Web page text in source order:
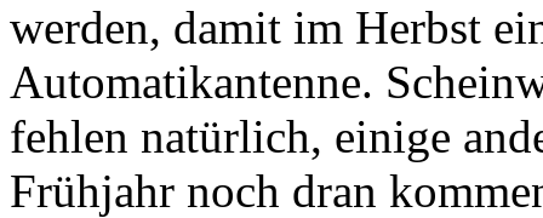
werden, damit im Herbst
Automatikantenne.
fehlen natürlich, einige
Frühjahr noch dran